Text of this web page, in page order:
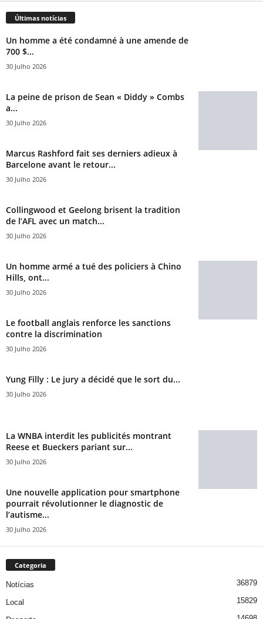
Últimas notícias
Un homme a été condamné à une amende de
700 $...
30 Julho 2026
La peine de prison de Sean « Diddy » Combs
a...
30 Julho 2026
Marcus Rashford fait ses derniers adieux à
Barcelone avant le retour...
30 Julho 2026
Collingwood et Geelong brisent la tradition
de l’AFL avec un match...
30 Julho 2026
Un homme armé a tué des policiers à Chino
Hills, ont...
30 Julho 2026
Le football anglais renforce les sanctions
contre la discrimination
30 Julho 2026
Yung Filly : Le jury a décidé que le sort du...
30 Julho 2026
La WNBA interdit les publicités montrant
Reese et Bueckers pariant sur...
30 Julho 2026
Une nouvelle application pour smartphone
pourrait révolutionner le diagnostic de
l’autisme...
30 Julho 2026
Categoria
Notícias 36879
Local 15829